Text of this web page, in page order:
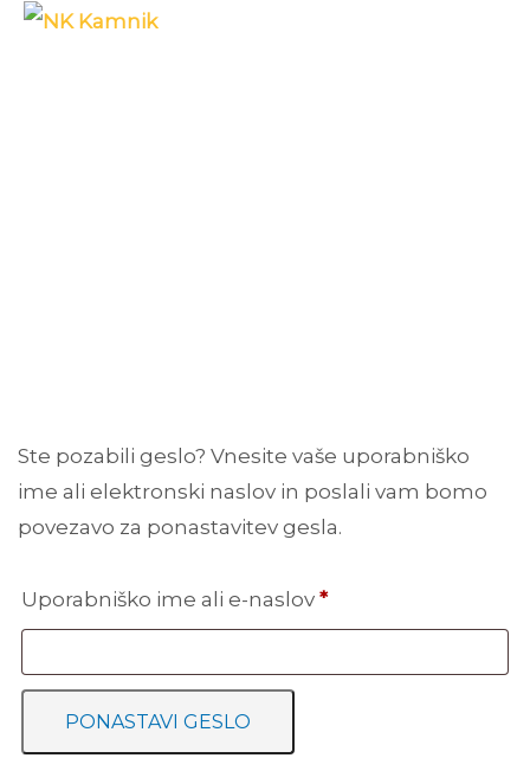
Ste pozabili geslo? Vnesite vaše uporabniško
ime ali elektronski naslov in poslali vam bomo
povezavo za ponastavitev gesla.
Uporabniško ime ali e-naslov *Zahtevano
PONASTAVI GESLO